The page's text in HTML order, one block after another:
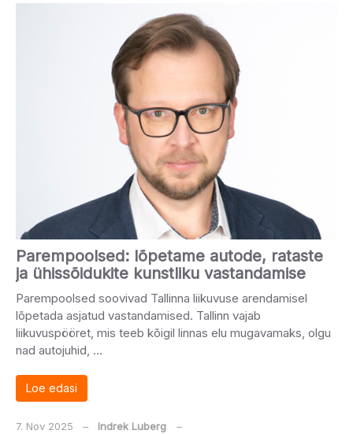
Parempoolsed: lõpetame autode, rataste
ja ühissõidukite kunstliku vastandamise
Parempoolsed soovivad Tallinna liikuvuse arendamisel
lõpetada asjatud vastandamised. Tallinn vajab
liikuvuspööret, mis teeb kõigil linnas elu mugavamaks, olgu
nad autojuhid, …
Loe edasi
7. Nov 2025 ‒ Indrek Luberg
‒